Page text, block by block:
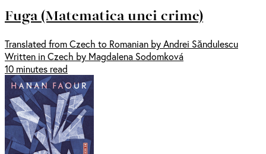
Fuga (Matematica unei crime)
Translated from Czech to Romanian by Andrei Săndulescu
Written in Czech by Magdalena Sodomková
10 minutes read